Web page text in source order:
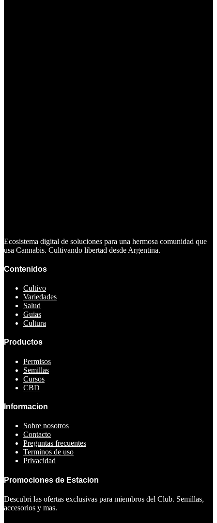
Ecosistema digital de soluciones para una hermosa comunidad que
usa Cannabis. Cultivando libertad desde Argentina.
Contenidos
Cultivo
Variedades
Salud
Guias
Cultura
Productos
Permisos
Semillas
Cursos
CBD
Informacion
Sobre nosotros
Contacto
Preguntas frecuentes
Terminos de uso
Privacidad
Promociones de Estacion
Descubri las ofertas exclusivas para miembros del Club. Semillas,
accesorios y mas.